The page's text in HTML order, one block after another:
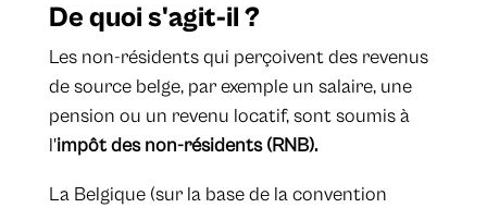
​De quoi s'agit-il ?
Les non-résidents qui perçoivent des revenus
de source belge, par exemple un salaire, une
pension ou un revenu locatif, sont soumis à
l'impôt des non-résidents (RNB).
La Belgique (sur la base de la convention